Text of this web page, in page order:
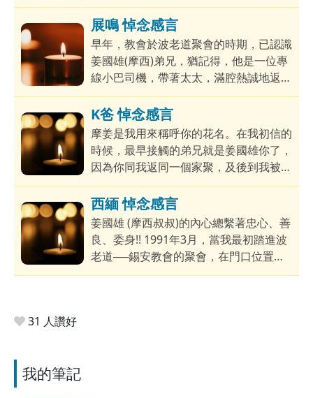
遇，都感受到他對人對事的珍惜。
熟，也因此結下弟兄的情誼。他樂於助
人，總是耐心分享自己的經驗，讓我在駕
駛技巧和汽車維修上獲益良多。更難得的
是，他平日待人接物溫和友善，喜歡接待
人，在事奉上也常常成為領袖們的「涼
水」。雖然過往他身體曾受疾病纏磨，但
他意志卻堅定不移，依然全心事奉神，態
度積極樂觀，也不怨天尤人，只專注仰望
神的恩典。
展鳴 悼念感言
早年，教會於波老道聚會的時期，已認識
姜國雄(摩西)弟兄，猶記得，他是一位專
線小巴司機，帶著太太，滿腔熱誠地返到
教會，他那份單純、渴求真理的態度，給
我留下深刻的印象。隨後，因著屬靈的長
進，他更成為當年第四代的家聚負責人，
協助牧養小羊。然而，迂迴曲折的信仰歷
程，給摩西帶來無數考驗，屬靈師父的背
道離去、在差傳期間妻子突然病逝，往
後，他的身體亦因著中風遭受重創，一次
一次的打擊，從沒有令他疑惑倒退，他仍
是持守著那份初心，不屈不撓，堅持到
底。
K爸 悼念感言
摩姜是我用來稱呼你的花名。在我初信的
時候，最早接觸的弟兄就是姜國雄你了，
因為你同我返同一個家聚，及後到我被門
徒訓練的時候，你也是我的師兄呢？而我
全職啲崗位你也是我的同工前輩，初出茅
廬的我跟着你在當時的財政部事奉，一齊
數錢一齊計數一齊去飲吓茶，搞吓清潔，
還有一起出隊事奉。無論在日常的實際事
務或者是屬靈的事奉參與，我都是跟着你
西緬 悼念感言
姜國雄 (摩西叔叔)的內心總繫著忠心、善
良、委身!! 1991年3月，當我最初踏進波
老道──錫安教會的聚會，在門口位置就
設置了「錫安書室」的counter，至於，
31 人讚好
我的筆記